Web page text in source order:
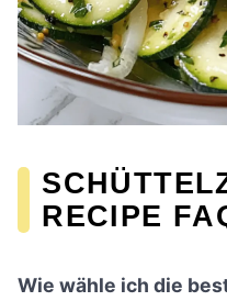
RECIPE
Wie wähle ich die